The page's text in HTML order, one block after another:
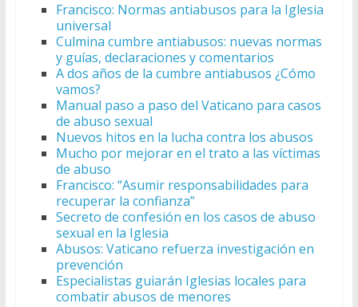
Francisco: Normas antiabusos para la Iglesia
universal
Culmina cumbre antiabusos: nuevas normas
y guías, declaraciones y comentarios
A dos años de la cumbre antiabusos ¿Cómo
vamos?
Manual paso a paso del Vaticano para casos
de abuso sexual
Nuevos hitos en la lucha contra los abusos
Mucho por mejorar en el trato a las víctimas
de abuso
Francisco: “Asumir responsabilidades para
recuperar la confianza”
Secreto de confesión en los casos de abuso
sexual en la Iglesia
Abusos: Vaticano refuerza investigación en
prevención
Especialistas guiarán Iglesias locales para
combatir abusos de menores